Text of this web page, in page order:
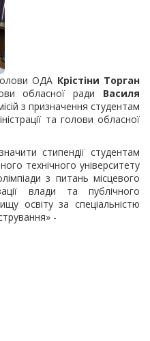
ОДА Крістіни Торган
обласної ради Василя
з призначення студентам
та голови обласної
стипендії студентам
технічного університету
з питань місцевого
влади та публічного
освіту за спеціальністю
-